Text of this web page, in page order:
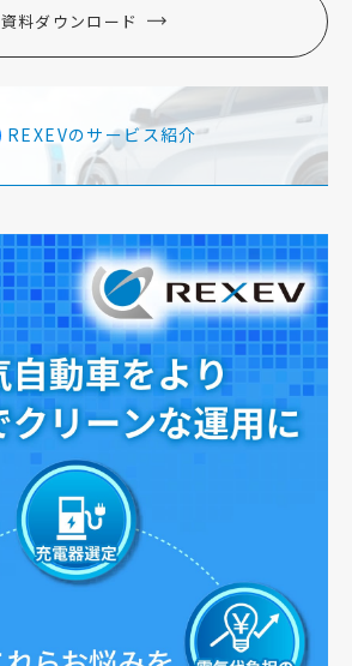
資料ダウンロード
REXEVのサービス紹介